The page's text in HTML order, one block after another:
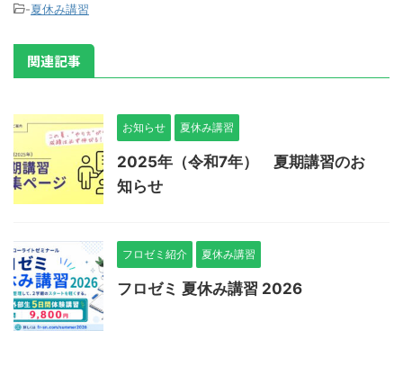
-夏休み講習
関連記事
お知らせ 夏休み講習
2025年（令和7年） 夏期講習のお
知らせ
フロゼミ紹介 夏休み講習
フロゼミ 夏休み講習 2026